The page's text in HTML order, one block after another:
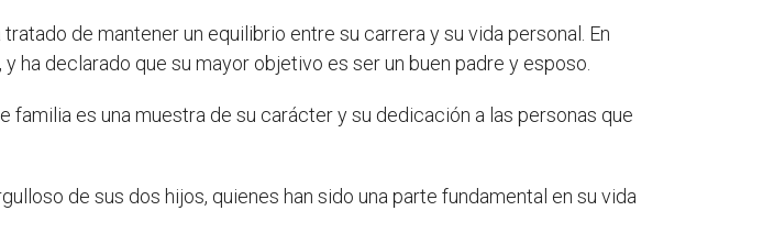
de mantener un equilibrio entre su carrera y su vida personal. En
ha declarado que su mayor objetivo es ser un buen padre y esposo.
es una muestra de su carácter y su dedicación a las personas que
de sus dos hijos, quienes han sido una parte fundamental en su vida